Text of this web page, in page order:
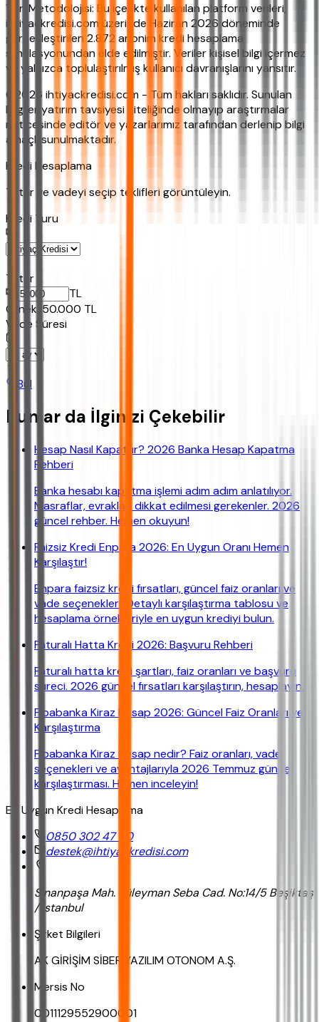
Veri Metodolojisi: Bu içerikte kullanılan platform verileri,
ihtiyackredisi.com üzerinde Haziran 2026 döneminde
gerçekleştirilen 2.872 anonim kredi hesaplama
simülasyonundan elde edilmiştir. Veriler kişisel bilgi içermez
ve yalnızca toplulaştırılmış kullanıcı davranışlarını yansıtır.
©2026 ihtiyackredisi.com - Tüm hakları saklıdır. Sunulan
bilgiler yatırım tavsiyesi niteliğinde olmayıp araştırmalar
neticesinde editör ve yazarlarımız tarafından derlenip bilgi
amaçlı sunulmaktadır.
Kredi Hesaplama
Tutar ve vadeyi seçip teklifleri görüntüleyin.
Kredi Turu
Tutar
TL
Ornek: 50.000 TL
Vade Süresi
Bul
Bunlar da İlginizi Çekebilir
Hesap Nasıl Kapatılır? 2026 Banka Hesap Kapatma
Rehberi
Banka hesabı kapatma işlemi adım adım anlatılıyor.
Masraflar, evraklar, dikkat edilmesi gerekenler. 2026
güncel rehber. Hemen okuyun!
Faizsiz Kredi Enpara 2026: En Uygun Oranı Hemen
Karşılaştır!
Enpara faizsiz kredi fırsatları, güncel faiz oranları ve
vade seçenekleri. Detaylı karşılaştırma tablosu ve
hesaplama örnekleriyle en uygun krediyi bulun.
Faturalı Hatta Kredi 2026: Başvuru Rehberi
Faturalı hatta kredi şartları, faiz oranları ve başvuru
süreci. 2026 güncel fırsatları karşılaştırın, hesaplayın.
Fibabanka Kiraz Hesap 2026: Güncel Faiz Oranları ve
Karşılaştırma
Fibabanka Kiraz Hesap nedir? Faiz oranları, vade
seçenekleri ve avantajlarıyla 2026 Temmuz güncel
karşılaştırması. Hemen inceleyin!
En Uygun Kredi Hesaplama
0850 302 47 90
destek@ihtiyackredisi.com
Sinanpaşa Mah. Süleyman Seba Cad. No:14/5 Beşiktaş
/ İstanbul
Şirket Bilgileri
AK GİRİŞİM SİBER YAZILIM OTONOM A.Ş.
Mersis No
0011129552900001